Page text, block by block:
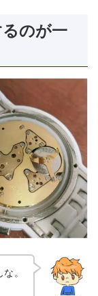
のが一
。